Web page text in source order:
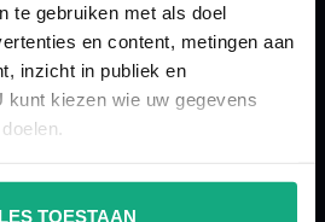
te gebruiken met als doel
en content, metingen aan
inzicht in publiek en
kunt kiezen wie uw gegevens
we ook graag:
TOESTAAN